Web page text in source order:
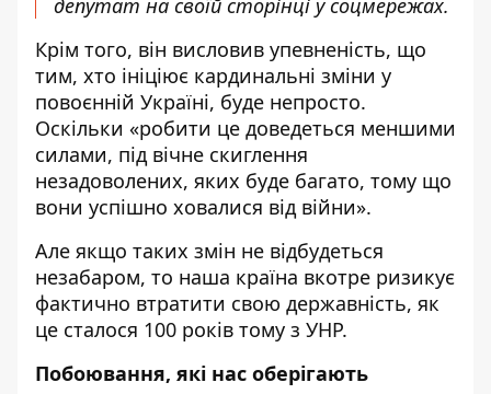
депутат на своїй сторінці у соцмережах.
Крім того, він висловив упевненість, що
тим, хто ініціює кардинальні зміни у
повоєнній Україні, буде непросто.
Оскільки «робити це доведеться меншими
силами, під вічне скиглення
незадоволених, яких буде багато, тому що
вони успішно ховалися від війни».
Але якщо таких змін не відбудеться
незабаром, то наша країна вкотре ризикує
фактично втратити свою державність, як
це сталося 100 років тому з УНР.
Побоювання, які нас оберігають